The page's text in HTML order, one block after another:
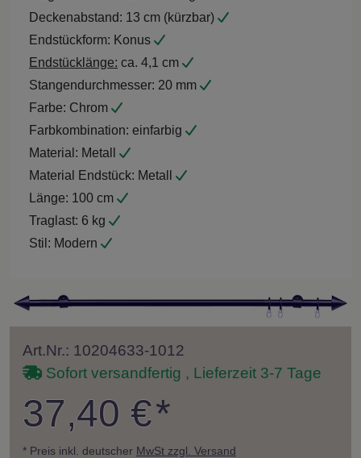
Deckenabstand: 13 cm (kürzbar)
Endstückform: Konus
Endstücklänge: ca. 4,1 cm
Stangendurchmesser: 20 mm
Farbe: Chrom
Farbkombination: einfarbig
Material: Metall
Material Endstück: Metall
Länge: 100 cm
Traglast: 6 kg
Stil: Modern
Art.Nr.: 10204633-1012
Sofort versandfertig , Lieferzeit 3-7 Tage
37,40 €*
* Preis inkl. deutscher MwSt zzgl. Versand